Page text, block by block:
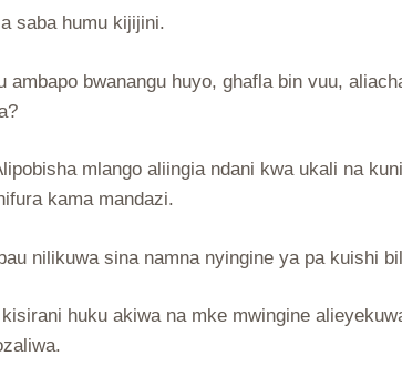
saba humu kijijini.
bwanangu huyo, ghafla bin vuu,
mlango aliingia ndani kwa ukali na
kama mandazi.
nilikuwa sina namna nyingine ya pa kuishi
huku akiwa na mke mwingine